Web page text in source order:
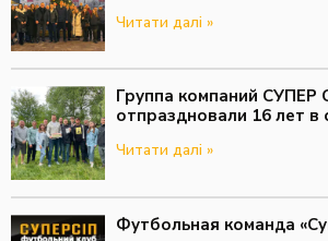
Читати далі »
Группа компаний СУПЕР
отпраздновали 16 лет в
Читати далі »
Футбольная команда